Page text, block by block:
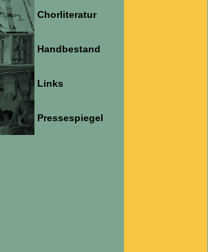
Chorliteratur
Handbestand
Links
Pressespiegel